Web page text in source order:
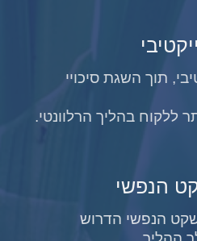
תוך השגת סיכויי
ללקוח בהליך הרלוונטי.
הנפשי
הנפשי הדרוש